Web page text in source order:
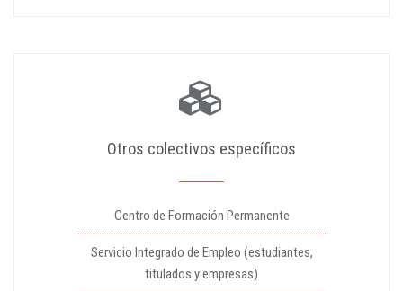
Otros colectivos específicos
Centro de Formación Permanente
Servicio Integrado de Empleo (estudiantes,
titulados y empresas)